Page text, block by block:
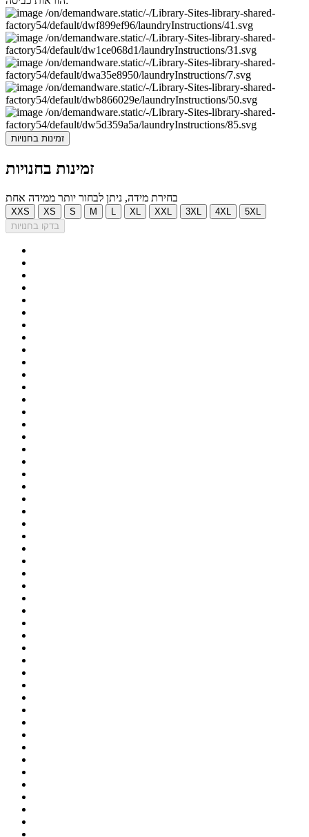
זמינות בחנויות
זמינות בחנויות
בחירת מידה, ניתן לבחור יותר ממידה אחת
XXS XS S M XL XXL 3XL 4XL
5XL
בדקו בחנויות